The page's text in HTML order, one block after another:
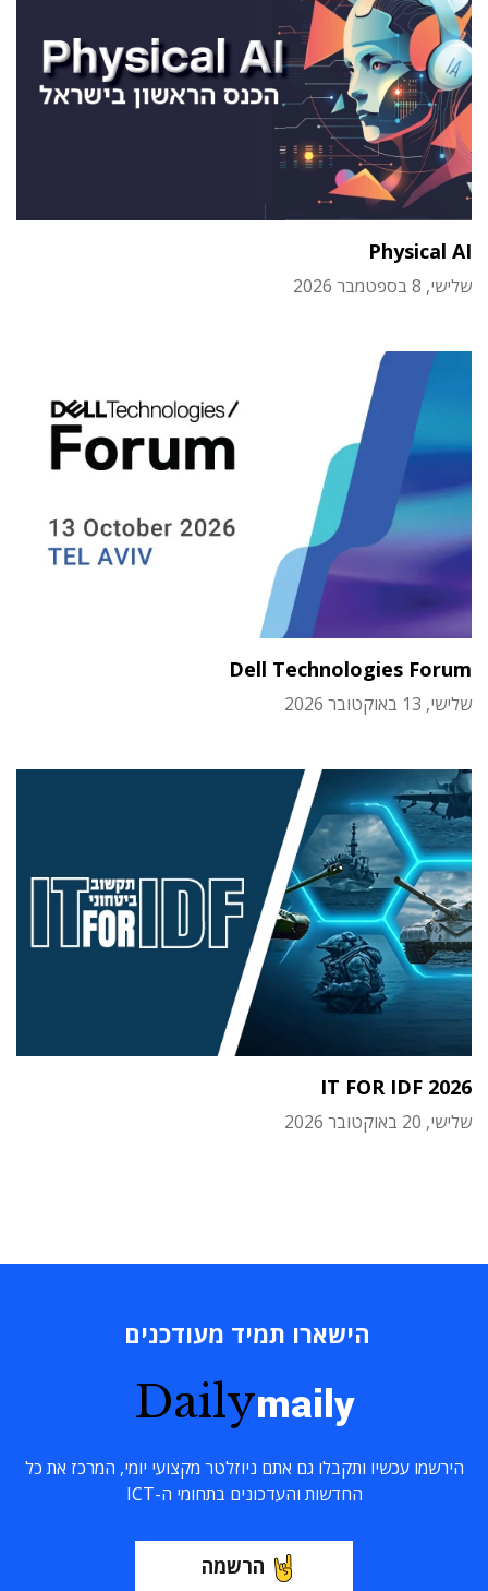
Physical AI
שלישי, 8 בספטמבר 2026
Dell Technologies Forum
שלישי, 13 באוקטובר 2026
IT FOR IDF 2026
שלישי, 20 באוקטובר 2026
הישארו תמיד מעודכנים
Dailymaily
הירשמו עכשיו ותקבלו גם אתם ניוזלטר מקצועי יומי, המרכז את כל
החדשות והעדכונים בתחומי ה-ICT
הרשמה